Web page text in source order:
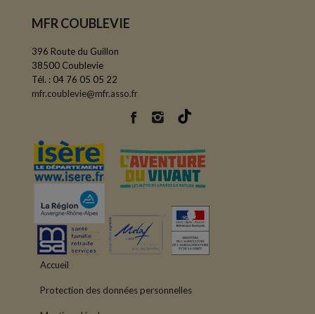
MFR COUBLEVIE
396 Route du Guillon
38500 Coublevie
Tél. : 04 76 05 05 22
mfr.coublevie@mfr.asso.fr
Accueil
Protection des données personnelles